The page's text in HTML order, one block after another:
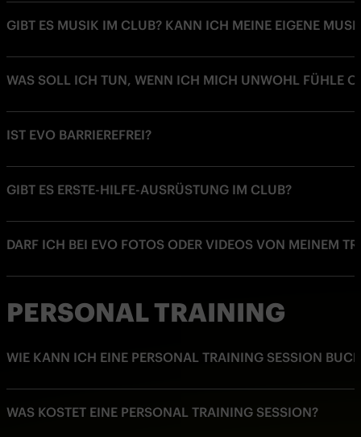
GIBT ES MUSIK IM CLUB? KANN ICH MEINE EIGENE
WAS SOLL ICH TUN, WENN ICH MICH UNWOHL FÜHLE
IST EVO BARRIEREFREI?
GIBT ES ERSTE-HILFE-AUSRÜSTUNG IM CLUB?
DARF ICH BEI EVO FOTOS ODER VIDEOS VON MEINEM
PERSONAL TRAINING
WIE KANN ICH EINE PERSONAL TRAINING SESSION
WAS KOSTET EINE PERSONAL TRAINING SESSION?